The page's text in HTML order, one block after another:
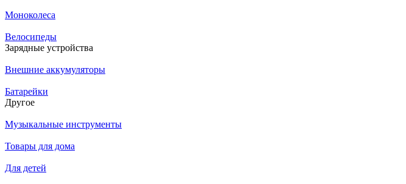
Моноколеса
Велосипеды
Зарядные устройства
Внешние аккумуляторы
Батарейки
Другое
Музыкальные инструменты
Товары для дома
Для детей